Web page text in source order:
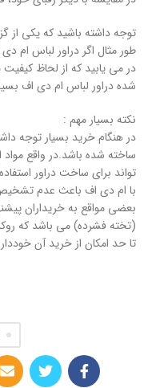
توجه داشته باشید که یکی
طور مثال اگر دراور لباس ام
در می یابید که از لحاظ
شده دراور لباس ام دی اف
نکته بسیار مهم :
در هنگام خرید بسیار توجه
ساخته شده باشد.در واقع مواد
تواند برای ساخت دراور
با ام دی اف باعث عدم
بعضی مواقع به خریداران
(تخته فشرده) می باشد که
تا حد امکان از خرید آن